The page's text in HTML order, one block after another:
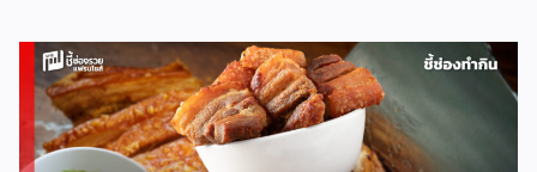
เท่าไร ใช้อุปกรณ์อะไรบ้าง (มีแจกสูตร) วัตถุดิบหลัก แป้งข้าวเจ้า
2 กก. 64 บาท แป้งมัน 1 กก. 40 บาท แป้งท้าวยายม่อม 480 ก.
28 บาท กะทิ 2 กก. 135 บาท หัวกะทิ 1,000 มล. 82 บาท น้ำตาล
ปี๊บ 1 กก. 45 บาท ใบเตย 5 กำ 100 บาท สีผสมอาหารสีเขียว 19
บาท เกลือ 7 บาท […]